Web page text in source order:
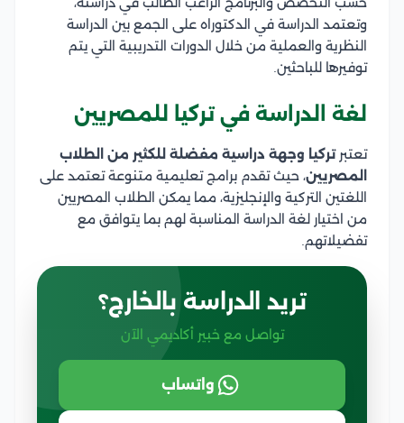
وتعتمد الدراسة في الدكتوراه على الجمع بين الدراسة
النظرية والعملية من خلال الدورات التدريبية التي يتم
توفيرها للباحثين.
لغة الدراسة في تركيا للمصريين
تعتبر تركيا وجهة دراسية مفضلة للكثير من الطلاب
المصريين، حيث تقدم برامج تعليمية متنوعة تعتمد على
اللغتين التركية والإنجليزية، مما يمكن الطلاب المصريين
من اختيار لغة الدراسة المناسبة لهم بما يتوافق مع
تفضيلاتهم.
تريد الدراسة بالخارج؟
تواصل مع خبير أكاديمي الآن
واتساب